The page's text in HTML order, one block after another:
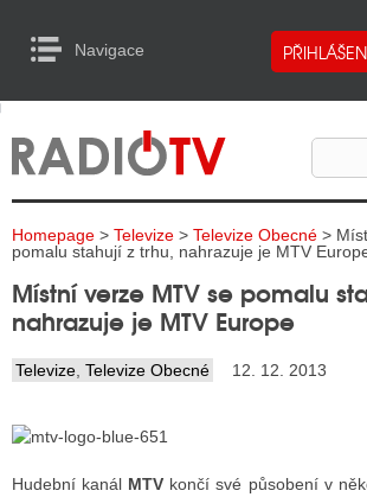
Navigace
RADIA
TELEVIZE
INTERNET
TISK
RADIA
to Content
Homepage > Televize > Televize Obecné >
pomalu stahují z trhu, nahrazuje je MTV
Místní verze MTV se pomalu
nahrazuje je MTV Europe
Televize Televize Obecné 12. 12. 2013
Hudební kanál MTV končí své působení v